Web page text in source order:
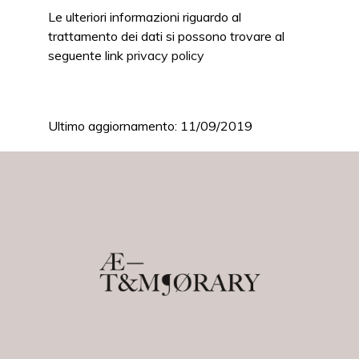
Le ulteriori informazioni riguardo al
trattamento dei dati si possono trovare al
seguente link privacy policy
Ultimo aggiornamento: 11/09/2019